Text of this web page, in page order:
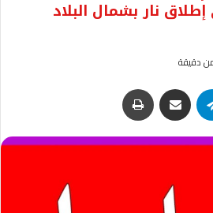
نار بشمال البلاد
دقيقة
تيلقرام مشاركة عبر البريد